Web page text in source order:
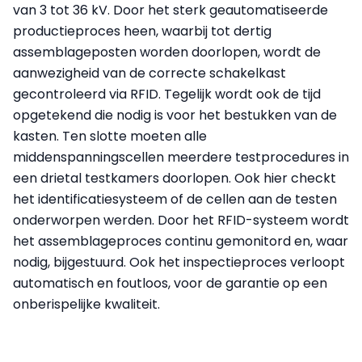
van 3 tot 36 kV. Door het sterk geautomatiseerde
productieproces heen, waarbij tot dertig
assemblageposten worden doorlopen, wordt de
aanwezigheid van de correcte schakelkast
gecontroleerd via RFID. Tegelijk wordt ook de tijd
opgetekend die nodig is voor het bestukken van de
kasten. Ten slotte moeten alle
middenspanningscellen meerdere testprocedures in
een drietal testkamers doorlopen. Ook hier checkt
het identificatiesysteem of de cellen aan de testen
onderworpen werden. Door het RFID-systeem wordt
het assemblageproces continu gemonitord en, waar
nodig, bijgestuurd. Ook het inspectieproces verloopt
automatisch en foutloos, voor de garantie op een
onberispelijke kwaliteit.